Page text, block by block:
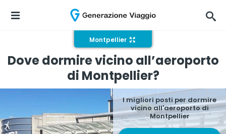
Montpellier
Dove dormire vicino all’aeroporto
di Montpellier?
I migliori posti per dormire
vicino all'aeroporto di
Montpellier